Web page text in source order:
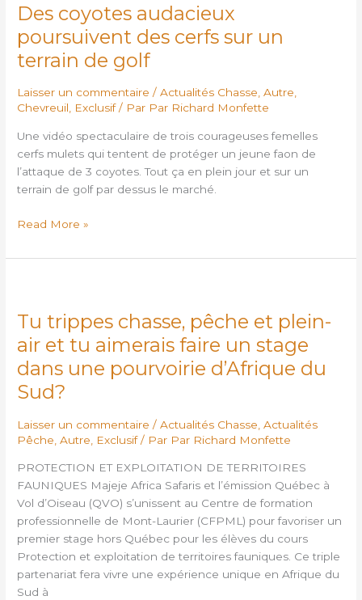
Des coyotes audacieux
poursuivent des cerfs sur un
terrain de golf
Laisser un commentaire /Actualités Chasse,Autre,
Chevreuil, Exclusif/ Par Par Richard Monfette
Une vidéo spectaculaire de trois courageuses femelles
cerfs mulets qui tentent de protéger un jeune faon de
l’attaque de 3 coyotes. Tout ça en plein jour et sur un
terrain de golf par dessus le marché.
audacieux
poursuivent
des
cerfs
un
de
golf
Read More »
Tu trippes chasse, pêche et plein-
air et tu aimerais faire un stage
dans une pourvoirie d’Afrique du
Sud?
Laisser un commentaire /Actualités Chasse ,Actualités
Pêche ,Autre Exclusif/ Par Par Richard Monfette
PROTECTION ET EXPLOITATION DE TERRITOIRES
FAUNIQUES Majeje Africa Safaris et l’émission Québec à
Vol d’Oiseau (QVO) s’unissent au Centre de formation
professionnelle de Mont-Laurier (CFPML) pour favoriser un
premier stage hors Québec pour les élèves du cours
Protection et exploitation de territoires fauniques. Ce triple
partenariat fera vivre une expérience unique en Afrique du
Sud à
chasse,
pêche
et
plein-
air
tu
aimerais
faire
un
stage
dans
pourvoirie
d’Afrique
du